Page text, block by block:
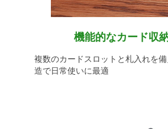
機能的なカード収
複数のカードスロットと札入れを
造で日常使いに最適